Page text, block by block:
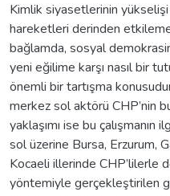
Kimlik siyasetlerinin
hareketleri derinden
bağlamda, sosyal
yeni eğilime karşı nasıl bir
önemli bir tartışma
merkez sol aktörü CHP’nin
yaklaşımı ise bu
sol üzerine Bursa, Erzurum,
Kocaeli illerinde CHP’lilerle
yöntemiyle gerçekleştirilen